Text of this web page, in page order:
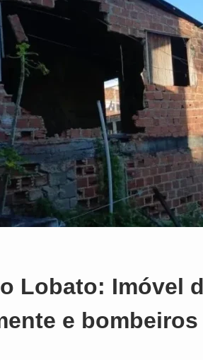
Comando Vermelho
Lobato: Imóvel
e